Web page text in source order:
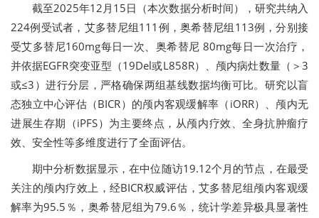
截至2025年12月15日（本次数据分析时间），研究共纳入
224例受试者，艾多替尼组111例，奥希替尼组113例，分别接
受艾多替尼160mg每日一次、奥希替尼 80mg每日一次治疗，
并依据EGFR突变亚型（19Del或L858R）、颅内病灶数量（＞3
或≤3）进行分层，严格确保两组基线数据均衡可比。研究以盲
态独立中心评估（BICR）的颅内客观缓解率（iORR）、颅内无
进展生存期（iPFS）为主要终点，从颅内疗效、全身抗肿瘤疗
效、安全性等多维度进行了全面评估。
期中分析数据显示，在中位随访19.12个月的节点，在最受
关注的颅内疗效上，经BICR权威评估，艾多替尼组颅内客观缓
解率为95.5％，奥希替尼组为79.6％，统计学差异极具显著性